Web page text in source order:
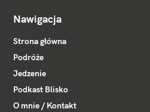
Nawigacja
Strona główna
Podróże
Jedzenie
Podkast Blisko
O mnie / Kontakt